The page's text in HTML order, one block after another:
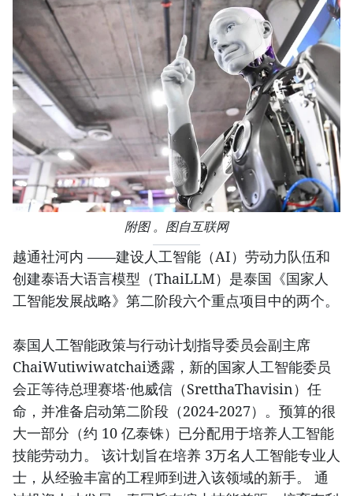
附图 。图自互联网
越通社河内 ——建设人工智能（AI）劳动力队伍和
创建泰语大语言模型（ThaiLLM）是泰国《国家人
工智能发展战略》第二阶段六个重点项目中的两个。
泰国人工智能政策与行动计划指导委员会副主席
ChaiWutiwiwatchai透露，新的国家人工智能委员
会正等待总理赛塔·他威信（SretthaThavisin）任
命，并准备启动第二阶段（2024-2027）。预算的很
大一部分（约 10 亿泰铢）已分配用于培养人工智能
技能劳动力。 该计划旨在培养 3万名人工智能专业人
士，从经验丰富的工程师到进入该领域的新手。 通